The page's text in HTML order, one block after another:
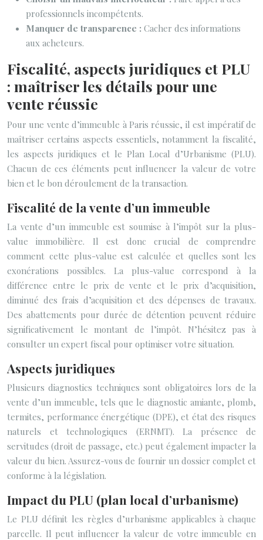
professionnels incompétents.
Manquer de transparence : Cacher des informations
aux acheteurs.
Fiscalité, aspects juridiques et PLU
: maîtriser les détails pour une
vente réussie
Pour une vente d’immeuble à Paris réussie, il est impératif de
maîtriser certains aspects essentiels, notamment la fiscalité,
les aspects juridiques et le Plan Local d’Urbanisme (PLU).
Chacun de ces éléments peut influencer la valeur de votre
bien et le bon déroulement de la transaction.
Fiscalité de la vente d’un immeuble
La vente d’un immeuble est soumise à l’impôt sur la plus-
value immobilière. Il est donc crucial de comprendre
comment cette plus-value est calculée et quelles sont les
exonérations possibles. La plus-value correspond à la
différence entre le prix de vente et le prix d’acquisition,
diminué des frais d’acquisition et des dépenses de travaux.
Des abattements pour durée de détention peuvent réduire
significativement le montant de l’impôt. N’hésitez pas à
consulter un expert fiscal pour optimiser votre situation.
Aspects juridiques
Plusieurs diagnostics techniques sont obligatoires lors de la
vente d’un immeuble, tels que le diagnostic amiante, plomb,
termites, performance énergétique (DPE), et état des risques
naturels et technologiques (ERNMT). La présence de
servitudes (droit de passage, etc.) peut également impacter la
valeur du bien. Assurez-vous de fournir un dossier complet et
conforme à la législation.
Impact du PLU (plan local d’urbanisme)
Le PLU définit les règles d’urbanisme applicables à chaque
parcelle. Il peut influencer la valeur de votre immeuble en